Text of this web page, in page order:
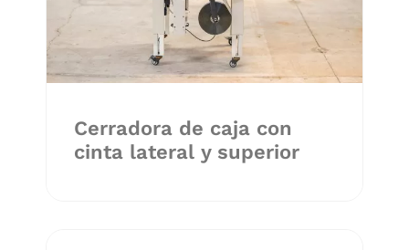
Cerradora de caja con
cinta lateral y superior